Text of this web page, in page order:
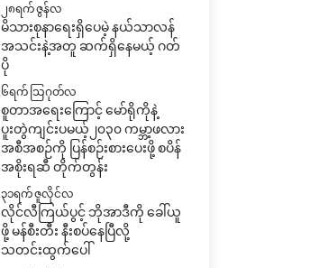
၂၈ရက် ဇွန်လ
မိသားစုနာရေးရှိပေမဲ့ နယ်သာလန်
အသင်းနဲ့အတူ ဆက်ရှိနေမယ့် ဂတ်
ပို
၆ရက် သြဂုတ်လ
စူတာအရေးကြောင့် မော်ရိုကိုနဲ့
ပူးတွဲကျင်းပမယ့်၂၀၃၀ ကမ္ဘာ့ဖလား
အစီအစဉ်ကို ပြန်စဉ်းစားပေးဖို့ စပိန်
အစိုးရဆီ တိုက်တွန်း
၃၁ရက် ဇူလိုင်လ
လိုင်လီကြယ်ပွင့် ဘိုအာဒီကို ခေါ်ယူ
ဖို့ မန်စီးတီး နီးစပ်နေပြီလို့
သတင်းထွက်ပေါ်